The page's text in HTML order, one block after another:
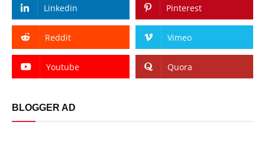
Linkedin Pinterest
Reddit Vimeo
Youtube Quora
BLOGGER AD